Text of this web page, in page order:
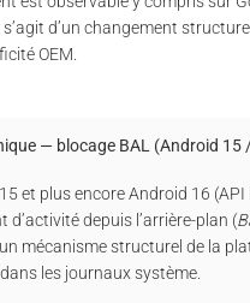
d’un changement
OEM.
— blocage BAL (Android 15
et plus encore Android 16 (API
d’activité depuis l’arrière-plan (
mécanisme structurel de la
les journaux système.